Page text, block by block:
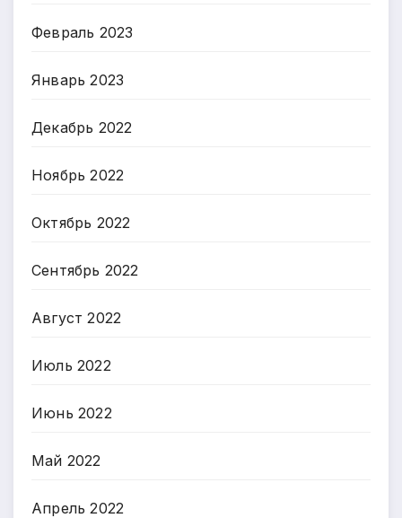
Февраль 2023
Январь 2023
Декабрь 2022
Ноябрь 2022
Октябрь 2022
Сентябрь 2022
Август 2022
Июль 2022
Июнь 2022
Май 2022
Апрель 2022